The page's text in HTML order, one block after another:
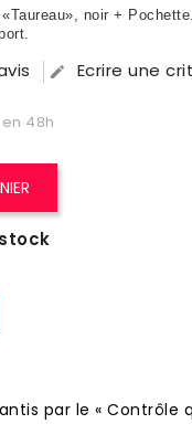
noir +
 Ecrire une
48h
par le « Contrôle